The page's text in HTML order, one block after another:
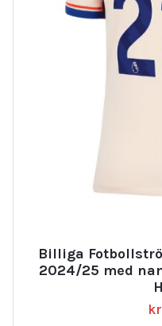
Billiga
2024/25 med
kr